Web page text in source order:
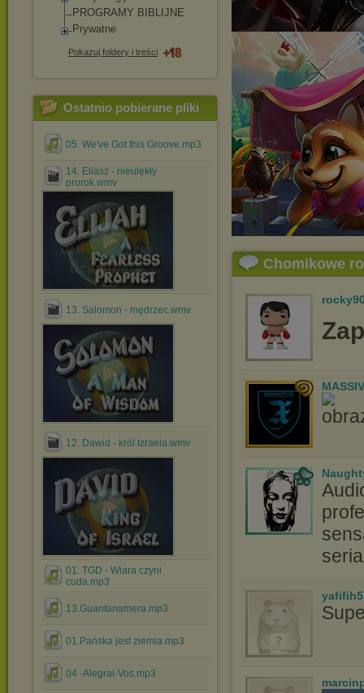
PROGRAMY BIBLIJNE
Prywatne
Pokazuj foldery i treści
Ostatnio pobierane pliki
05. We've Got this Groove.mp3
14. Eliasz - nieulękły
prorok.wmv
13. Salomon - mędrzec.wmv
12. Dawid - król Izraela.wmv
01. TGD - Wiara czyni
cuda.mp3
13.Guantanamera.mp3
01.Pańska jest ziemia.mp3
04 -Alegrai-Vos.mp3
Chomikowe